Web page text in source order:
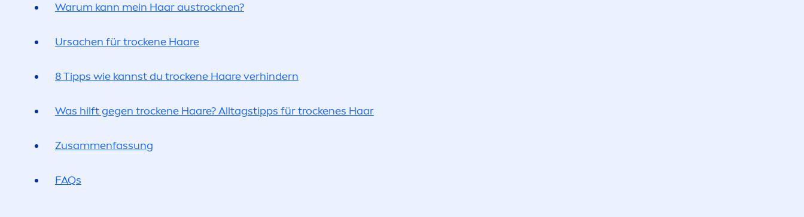
Warum kann mein Haar austrocknen?
Ursachen für trockene Haare
8 Tipps wie kannst du trockene Haare verhindern
Was hilft gegen trockene Haare? Alltagstipps für trockenes Haar
Zusammenfassung
FAQs